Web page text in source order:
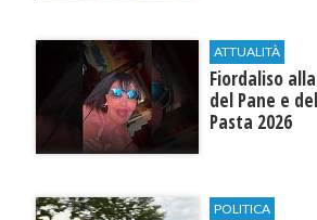
ATTUALITÀ
Fiordaliso
del Pane e
Pasta 2026
POLITICA